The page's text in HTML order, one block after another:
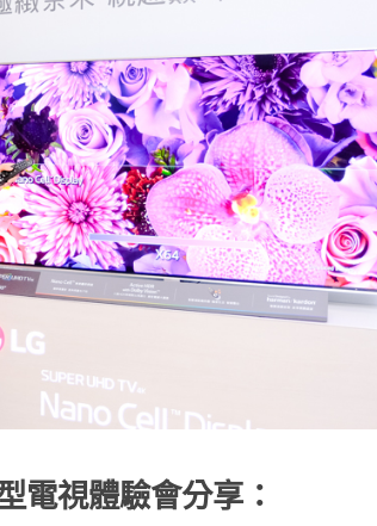
電視體驗會分享：